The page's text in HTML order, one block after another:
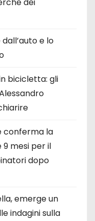
dei
e lo
bicicletta: gli
conferma la
9 mesi per il
dopo
emerge un
indagini sulla